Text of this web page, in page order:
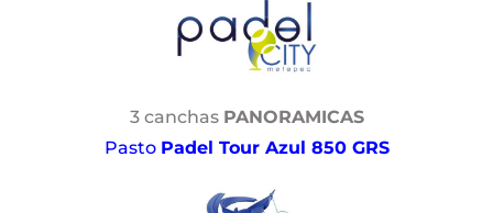
3 canchas PANORAMICAS
Pasto Padel Tour Azul 850 GRS